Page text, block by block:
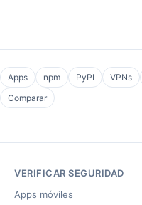
Apps npm PyPI VPNs
Comparar
VERIFICAR SEGURIDAD
Apps móviles